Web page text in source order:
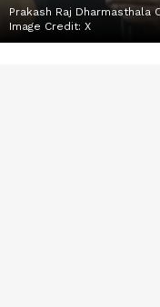
Prakash Raj Dharmasthala
Image Credit: X